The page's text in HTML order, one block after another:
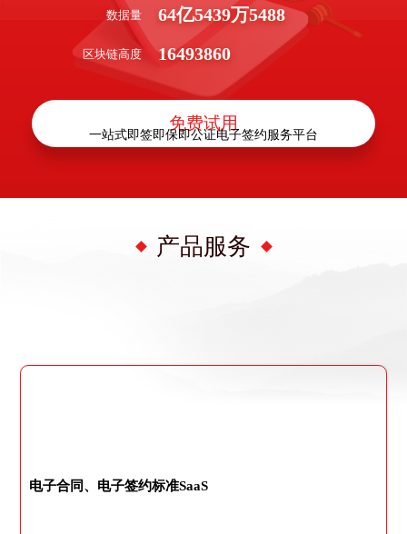
数据量 64亿5439万5488
区块链高度 16493860
免费试用
产品服务
一站式即签即保即公证电子签约服务平台
电子合同、电子签约标准SaaS